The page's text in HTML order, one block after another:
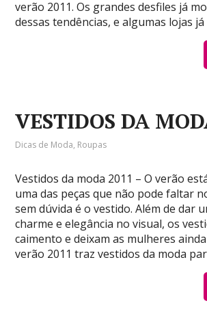
verão 2011. Os grandes desfiles já
dessas tendências, e algumas lojas
VESTIDOS DA
Dicas de Moda, Roupas
Vestidos da moda 2011 – O verão
uma das peças que não pode faltar
sem dúvida é o vestido. Além de dar
charme e elegância no visual, os
caimento e deixam as mulheres
verão 2011 traz vestidos da moda